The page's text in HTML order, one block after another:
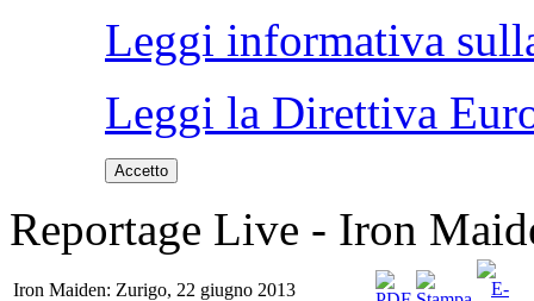
Leggi informativa
Leggi la Direttiva
Accetto
Reportage Live - Iron
Iron Maiden: Zurigo, 22 giugno 2013